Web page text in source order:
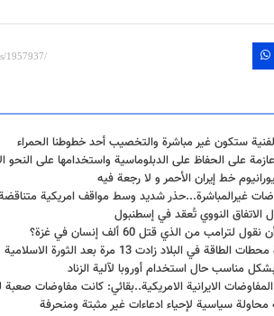
ستكون غير مباشرة والتخصيب أحد خطوطنا الحمراء
عازمة على الحفاظ على الدبلوماسية واستخدامها على النحو
خط إيران الأحمر و لا رجعة فيه
غيرالمباشرة...حذر شديد وسط مواقف امريكية
الاتفاق النووي تُعقد في إسطنبول
من الذي قتل 60 ألف إنسان في غزة؟
في البلاد زادت 13 مرة بعد الثورة الاسلامية
مناسب حال استخدام أوروبا لآلية الزناد
المفاوضات الايرانية الامريكية..بقائي: كانت مفاوضات صعبة
محاولة سياسية لإحياء ادعاءات غير مثبتة ومنحرفة